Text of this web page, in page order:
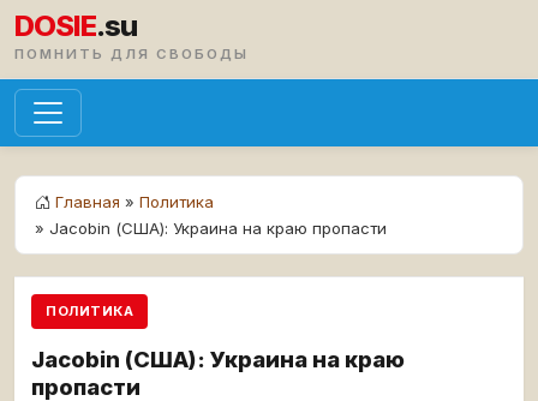
DOSIE.su
ПОМНИТЬ ДЛЯ СВОБОДЫ
Главная » Политика
» Jacobin (США): Украина на краю пропасти
ПОЛИТИКА
Jacobin (США): Украина на краю
пропасти